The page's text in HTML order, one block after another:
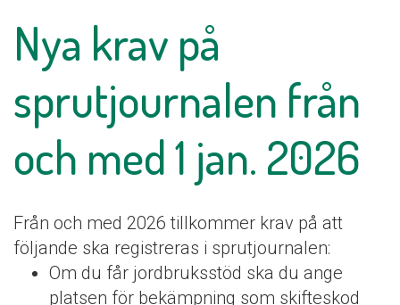
Nya krav på
sprutjournalen från
och med 1 jan. 2026
Från och med 2026 tillkommer krav på att
följande ska registreras i sprutjournalen:
Om du får jordbruksstöd ska du ange
platsen för bekämpning som skifteskod